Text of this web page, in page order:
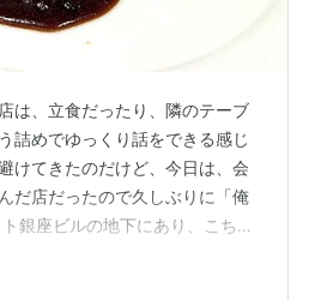
は、立食だったり、隣のテーブ
詰めでゆっくり話をできる感じ
けてきたのだけど、今日は、会
だ店だったので久しぶりに「俺
銀座ビルの地下にあり、こちら
してもキラリト銀座は、かなり